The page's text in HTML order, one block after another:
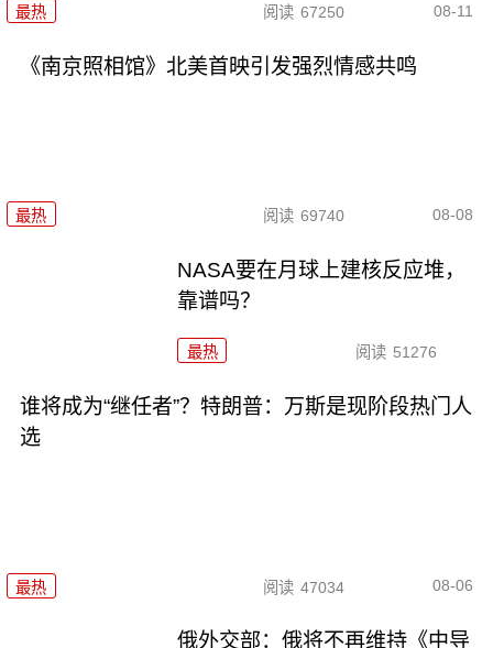
最热 阅读 67250 08-11
《南京照相馆》北美首映引发强烈情感共鸣
最热 阅读 69740 08-08
NASA要在月球上建核反应堆，
靠谱吗？
最热 阅读 51276
谁将成为“继任者”？特朗普：万斯是现阶段热门人
选
最热 阅读 47034 08-06
俄外交部：俄将不再维持《中导